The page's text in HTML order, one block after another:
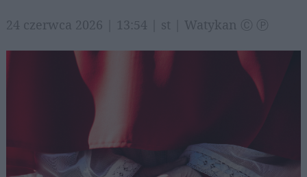
24 czerwca 2026 | 13:54 | st | Watykan Ⓒ Ⓟ